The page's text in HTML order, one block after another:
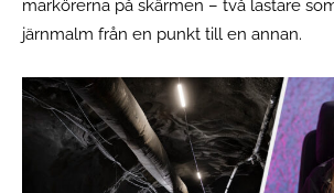
markörerna på skärmen – två lastare
järnmalm från en punkt till en annan.